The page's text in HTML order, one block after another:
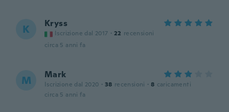
K Kryss
Iscrizione dal 2017 · 22 recensioni
circa 5 anni fa
M Mark
Iscrizione dal 2020 · 38 recensioni · 8 caricamenti
circa 5 anni fa